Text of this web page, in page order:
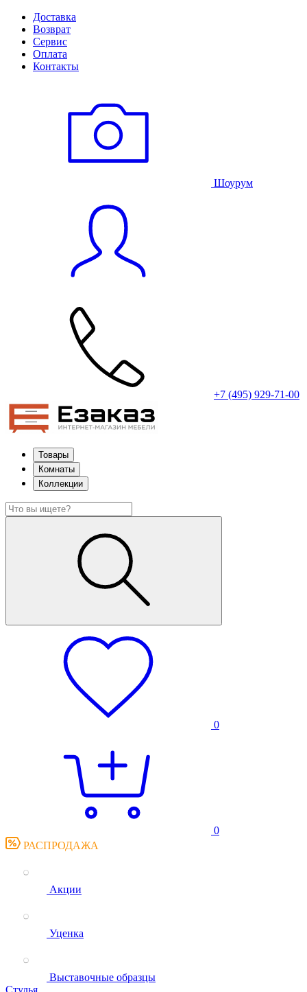
Доставка
Возврат
Сервис
Оплата
Контакты
Шоурум
+7 (495) 929-71-00
Товары
Комнаты
Коллекции
0
0
РАСПРОДАЖА
Акции
Уценка
Выставочные образцы
Стулья